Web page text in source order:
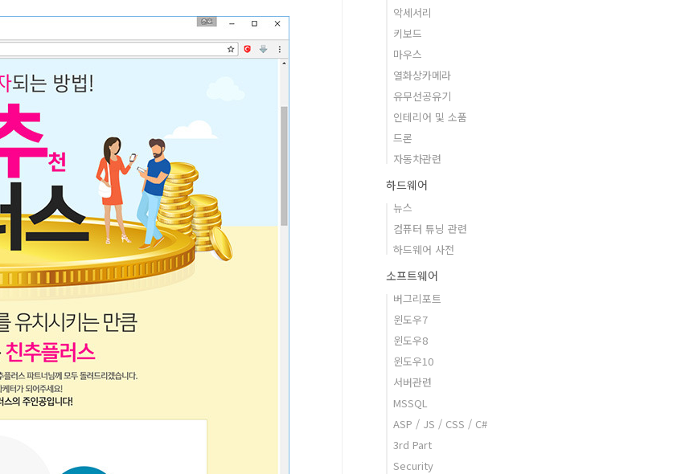
악세서리
키보드
마우스
열화상카메라
유무선공유기
인테리어 및 소품
드론
자동차관련
하드웨어
뉴스
컴퓨터 튜닝 관련
하드웨어 사전
소프트웨어
버그리포트
윈도우7
윈도우8
윈도우10
서버관련
MSSQL
ASP / JS / CSS / C#
3rd Part
Security